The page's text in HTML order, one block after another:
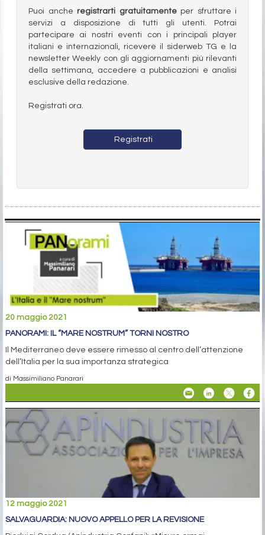
Puoi anche registrarti gratuitamenteper sfruttare i
servizi a disposizione di tutti gli utenti. Potrai
partecipare ai nostri eventi con i principali player
italiani e internazionali, ricevere il siderweb TG e la
newsletter Weekly con gli aggiornamenti più rilevanti
della settimana, accedere a pubblicazioni e analisi
esclusive della redazione.
Registrati ora.
Registrati
20 maggio 2021
PANORAMI: IL “MARE NOSTRUM” TORNI NOSTRO
Il Mediterraneo deve essere rimesso al centro dell’attenzione
dell’Italia per la sua importanza strategica
di Massimiliano Panarari
12 maggio 2021
SALVAGUARDIA: NUOVO APPELLO PER LA REVISIONE